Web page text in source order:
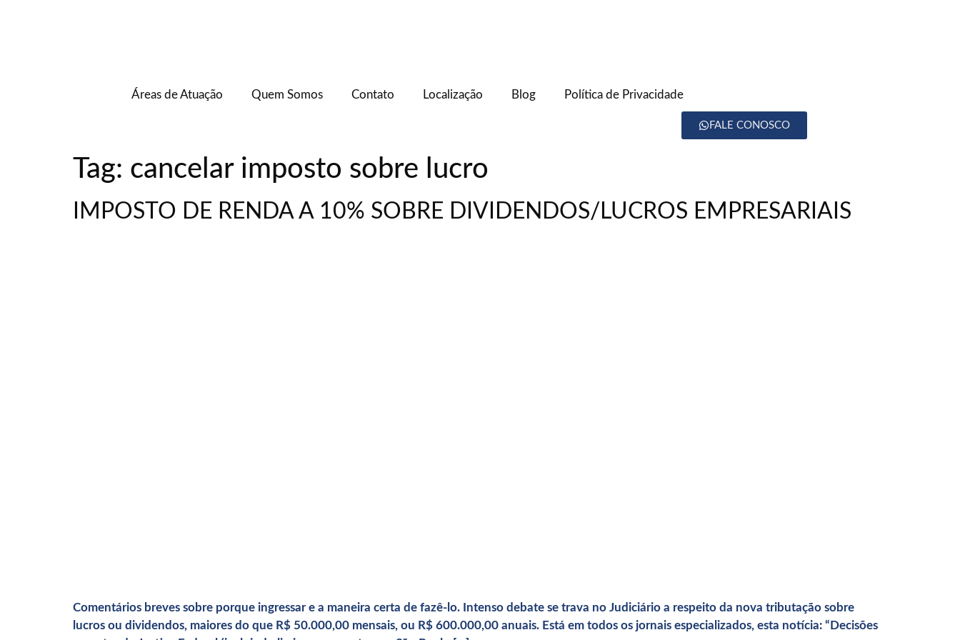
Áreas de Atuação Quem Somos Contato Localização Blog Política de Privacidade
FALE CONOSCO
Tag: cancelar imposto sobre lucro
IMPOSTO DE RENDA A 10% SOBRE DIVIDENDOS/LUCROS EMPRESARIAIS
Comentários breves sobre porque ingressar e a maneira certa de fazê-lo. Intenso debate se trava no Judiciário a respeito da nova tributação sobre
lucros ou dividendos, maiores do que R$ 50.000,00 mensais, ou R$ 600.000,00 anuais. Está em todos os jornais especializados, esta notícia: “Decisões